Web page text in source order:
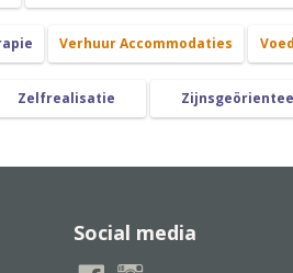
Verhuur Accommodaties
Zelfrealisatie
Social media